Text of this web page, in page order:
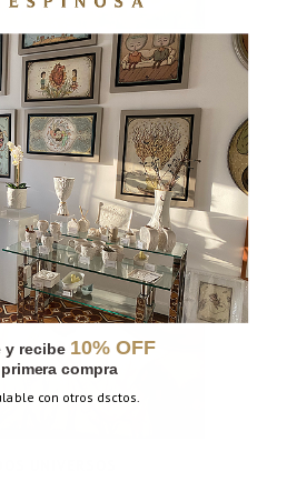
UNIVERSOS
y recibe 10% OFF
compra
con otros dsctos.